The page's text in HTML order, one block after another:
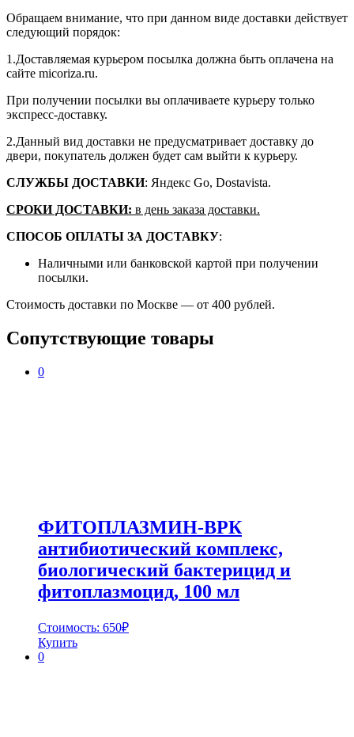
Обращаем внимание, что при данном виде доставки действует
следующий порядок:
1.Доставляемая курьером посылка должна быть оплачена на
сайте micoriza.ru.
При получении посылки вы оплачиваете курьеру только
экспресс-доставку.
2.Данный вид доставки не предусматривает доставку до
двери, покупатель должен будет сам выйти к курьеру.
СЛУЖБЫ ДОСТАВКИ: Яндекс Go, Dostavista.
СРОКИ ДОСТАВКИ: в день заказа доставки.
СПОСОБ ОПЛАТЫ ЗА ДОСТАВКУ:
Наличными или банковской картой при получении
посылки.
Стоимость доставки по Москве — от 400 рублей.
Сопутствующие товары
0
ФИТОПЛАЗМИН-ВРК
антибиотический комплекс,
биологический бактерицид и
фитоплазмоцид, 100 мл
Стоимость: 650₽
Купить
0